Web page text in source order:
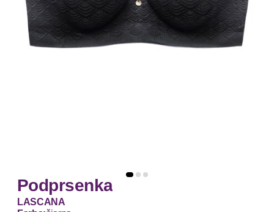
Podprsenka
LASCANA